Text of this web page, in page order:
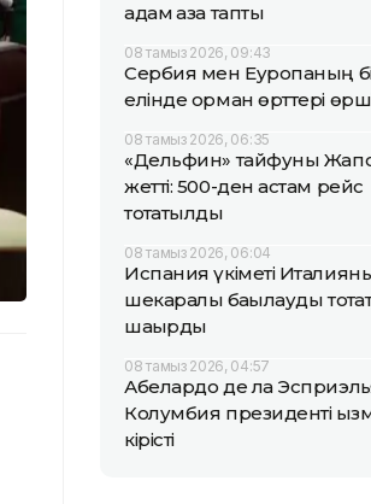
адам қаза тапты
08 тамыз 2026, 09:43
Сербия мен Еуропаның
елінде орман өрттері
08 тамыз 2026, 06:35
«Дельфин» тайфуны
жетті: 500-ден астам рейс
тоқтатылды
08 тамыз 2026, 06:04
Испания үкіметі
шекаралық бақылауды
шақырды
08 тамыз 2026, 04:57
Абелардо де ла
Колумбия президенті
кірісті